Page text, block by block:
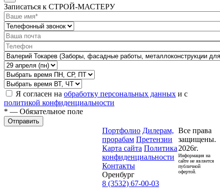
Записаться к СТРОЙ-МАСТЕРУ
Я согласен на обработку персональных данных и с
политикой конфиденциальности
* — Обязательное поле
Отправить
Портфолио Дилерам,
прорабам Претензии
Карта сайта Политика
конфиденциальности
Контакты
Оренбург
8 (3532) 67-00-03
Все права
защищены.
2026г.
Информация на
сайте не является
публичной
офертой.